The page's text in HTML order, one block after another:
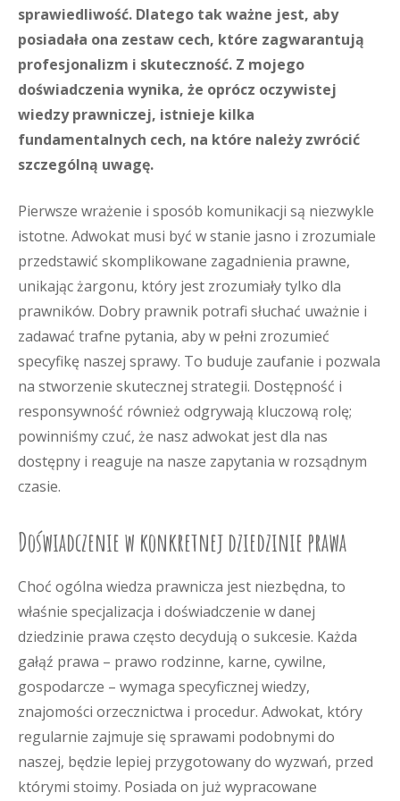
sprawiedliwość. Dlatego tak ważne jest, aby
posiadała ona zestaw cech, które zagwarantują
profesjonalizm i skuteczność. Z mojego
doświadczenia wynika, że oprócz oczywistej
wiedzy prawniczej, istnieje kilka
fundamentalnych cech, na które należy zwrócić
szczególną uwagę.
Pierwsze wrażenie i sposób komunikacji są niezwykle
istotne. Adwokat musi być w stanie jasno i zrozumiale
przedstawić skomplikowane zagadnienia prawne,
unikając żargonu, który jest zrozumiały tylko dla
prawników. Dobry prawnik potrafi słuchać uważnie i
zadawać trafne pytania, aby w pełni zrozumieć
specyfikę naszej sprawy. To buduje zaufanie i pozwala
na stworzenie skutecznej strategii. Dostępność i
responsywność również odgrywają kluczową rolę;
powinniśmy czuć, że nasz adwokat jest dla nas
dostępny i reaguje na nasze zapytania w rozsądnym
czasie.
Doświadczenie w konkretnej dziedzinie prawa
Choć ogólna wiedza prawnicza jest niezbędna, to
właśnie specjalizacja i doświadczenie w danej
dziedzinie prawa często decydują o sukcesie. Każda
gałąź prawa – prawo rodzinne, karne, cywilne,
gospodarcze – wymaga specyficznej wiedzy,
znajomości orzecznictwa i procedur. Adwokat, który
regularnie zajmuje się sprawami podobnymi do
naszej, będzie lepiej przygotowany do wyzwań, przed
którymi stoimy. Posiada on już wypracowane